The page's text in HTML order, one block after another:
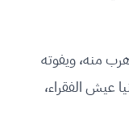
منه، ويفوته
عيش الفقراء،